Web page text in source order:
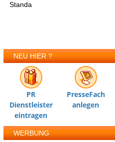
Standa
NEU HIER ?
PR
Dienstleister
eintragen
PresseFach
anlegen
WERBUNG